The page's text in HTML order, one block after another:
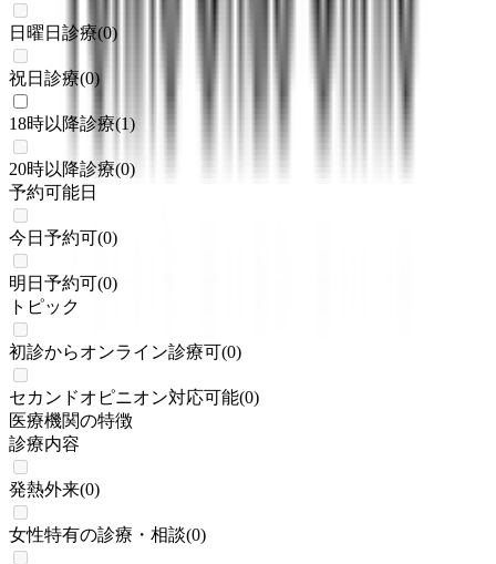
日曜日診療(0)
祝日診療(0)
18時以降診療(1)
20時以降診療(0)
予約可能日
今日予約可(0)
明日予約可(0)
トピック
初診からオンライン診療可(0)
セカンドオピニオン対応可能(0)
医療機関の特徴
診療内容
発熱外来(0)
女性特有の診療・相談(0)